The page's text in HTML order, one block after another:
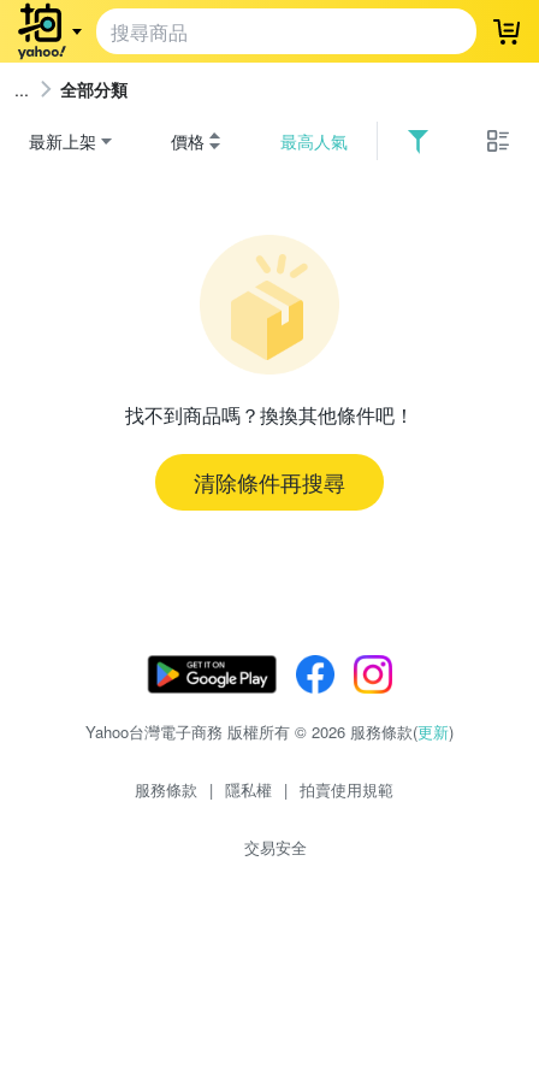
登
全部分類
最新上架 價格 最高人氣
找不到商品嗎？換換其他條件吧！
清除條件再搜尋
Yahoo台灣電子商務 版權所有 © 2026 服務條款(更新)
服務條款 | 隱私權 | 拍賣使用規範
交易安全